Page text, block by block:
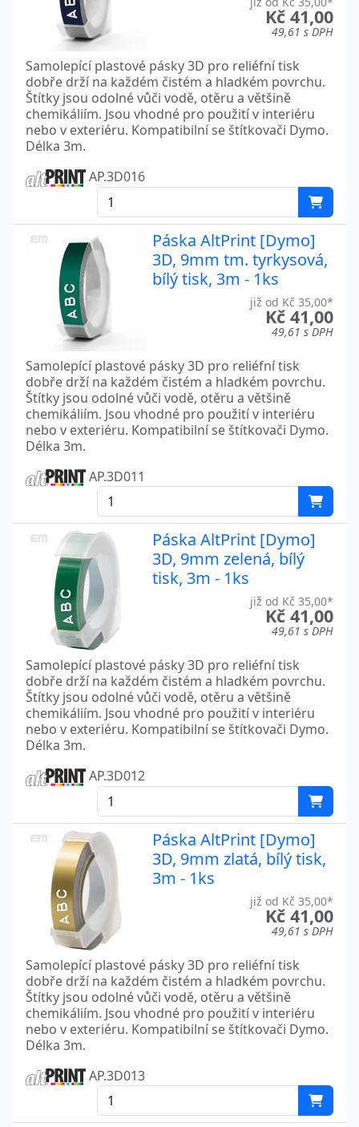
Kč 41,00
49,61 s DPH
Samolepící plastové pásky 3D pro reliéfní tisk
dobře drží na každém čistém a hladkém povrchu.
Štítky jsou odolné vůči vodě, otěru a většině
chemikáliím. Jsou vhodné pro použití v interiéru
nebo v exteriéru. Kompatibilní se štítkovači Dymo.
Délka 3m.
AP.3D016
Páska AltPrint [Dymo]
3D, 9mm tm. tyrkysová,
bílý tisk, 3m - 1ks
již od Kč 35,00*
Kč 41,00
49,61 s DPH
Samolepící plastové pásky 3D pro reliéfní tisk
dobře drží na každém čistém a hladkém povrchu.
Štítky jsou odolné vůči vodě, otěru a většině
chemikáliím. Jsou vhodné pro použití v interiéru
nebo v exteriéru. Kompatibilní se štítkovači Dymo.
Délka 3m.
AP.3D011
Páska AltPrint [Dymo]
3D, 9mm zelená, bílý
tisk, 3m - 1ks
již od Kč 35,00*
Kč 41,00
49,61 s DPH
Samolepící plastové pásky 3D pro reliéfní tisk
dobře drží na každém čistém a hladkém povrchu.
Štítky jsou odolné vůči vodě, otěru a většině
chemikáliím. Jsou vhodné pro použití v interiéru
nebo v exteriéru. Kompatibilní se štítkovači Dymo.
Délka 3m.
AP.3D012
Páska AltPrint [Dymo]
3D, 9mm zlatá, bílý tisk,
3m - 1ks
již od Kč 35,00*
Kč 41,00
49,61 s DPH
Samolepící plastové pásky 3D pro reliéfní tisk
dobře drží na každém čistém a hladkém povrchu.
Štítky jsou odolné vůči vodě, otěru a většině
chemikáliím. Jsou vhodné pro použití v interiéru
nebo v exteriéru. Kompatibilní se štítkovači Dymo.
Délka 3m.
AP.3D013